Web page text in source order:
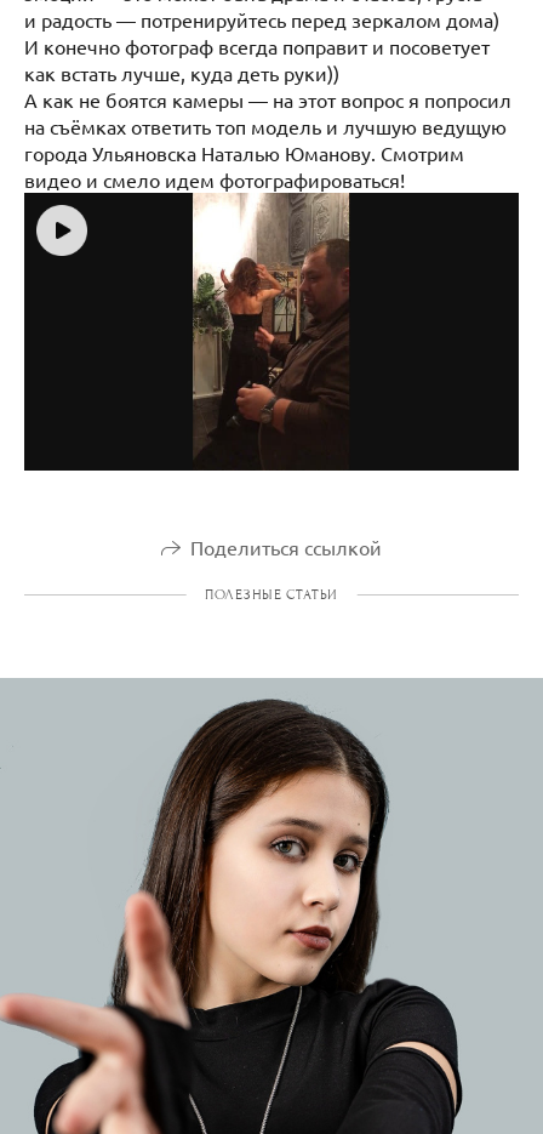
и радость — потренируйтесь перед зеркалом дома)
И конечно фотограф всегда поправит и посоветует
как встать лучше, куда деть руки))
А как не боятся камеры — на этот вопрос я попросил
на съёмках ответить топ модель и лучшую ведущую
города Ульяновска Наталью Юманову. Смотрим
видео и смело идем фотографироваться!
Поделиться ссылкой
ПОЛЕЗНЫЕ СТАТЬИ